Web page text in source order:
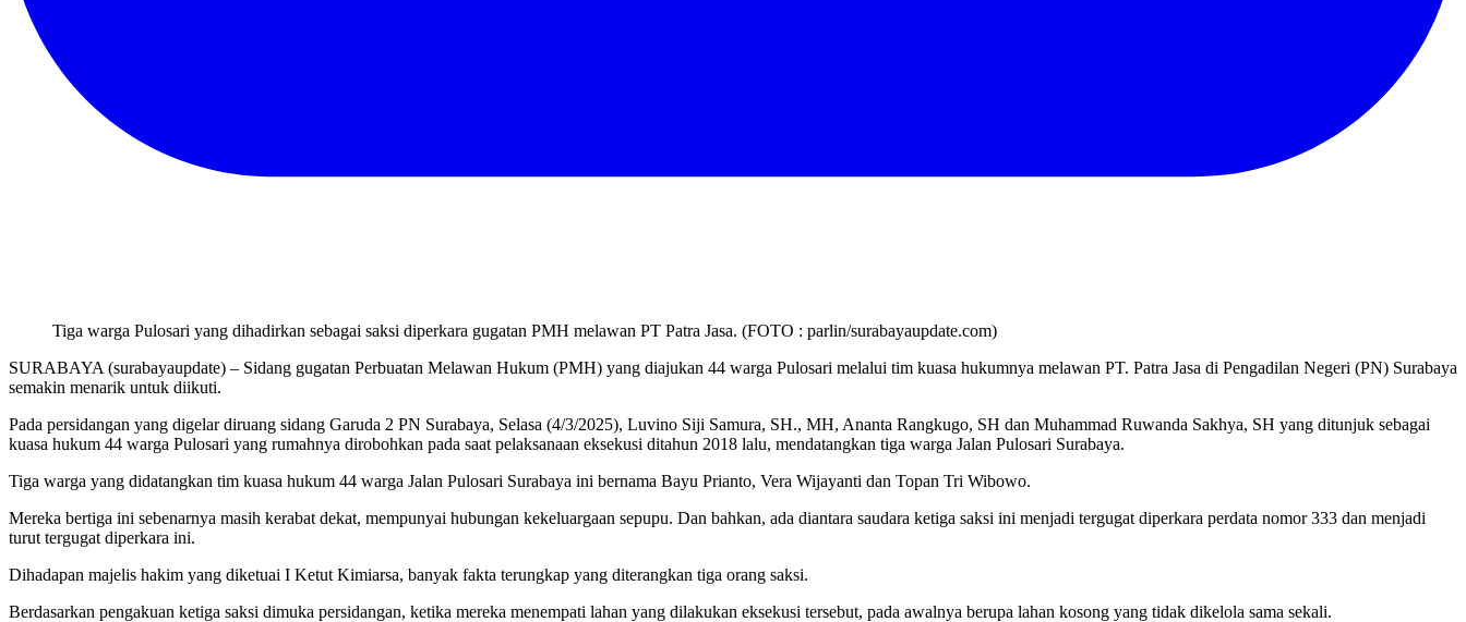
Tiga warga Pulosari yang dihadirkan sebagai saksi diperkara gugatan PMH melawan PT Patra Jasa. (FOTO : parlin/surabayaupdate.com)
SURABAYA (surabayaupdate) – Sidang gugatan Perbuatan Melawan Hukum (PMH) yang diajukan 44 warga Pulosari melalui tim kuasa hukumnya melawan PT. Patra Jasa di Pengadilan Negeri (PN) Surabaya
semakin menarik untuk diikuti.
Pada persidangan yang digelar diruang sidang Garuda 2 PN Surabaya, Selasa (4/3/2025), Luvino Siji Samura, SH., MH, Ananta Rangkugo, SH dan Muhammad Ruwanda Sakhya, SH yang ditunjuk sebagai
kuasa hukum 44 warga Pulosari yang rumahnya dirobohkan pada saat pelaksanaan eksekusi ditahun 2018 lalu, mendatangkan tiga warga Jalan Pulosari Surabaya.
Tiga warga yang didatangkan tim kuasa hukum 44 warga Jalan Pulosari Surabaya ini bernama Bayu Prianto, Vera Wijayanti dan Topan Tri Wibowo.
Mereka bertiga ini sebenarnya masih kerabat dekat, mempunyai hubungan kekeluargaan sepupu. Dan bahkan, ada diantara saudara ketiga saksi ini menjadi tergugat diperkara perdata nomor 333 dan menjadi
turut tergugat diperkara ini.
Dihadapan majelis hakim yang diketuai I Ketut Kimiarsa, banyak fakta terungkap yang diterangkan tiga orang saksi.
Berdasarkan pengakuan ketiga saksi dimuka persidangan, ketika mereka menempati lahan yang dilakukan eksekusi tersebut, pada awalnya berupa lahan kosong yang tidak dikelola sama sekali.